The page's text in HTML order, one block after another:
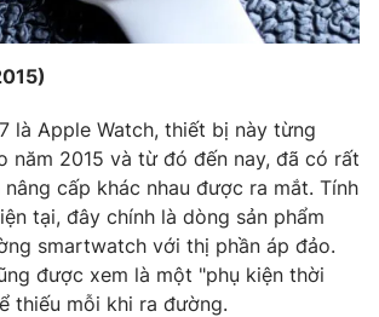
là Apple Watch, thiết bị này từng
năm 2015 và từ đó đến nay, đã có rất
nâng cấp khác nhau được ra mắt. Tính
tại, đây chính là dòng sản phẩm
smartwatch với thị phần áp đảo.
được xem là một "phụ kiện thời
thiếu mỗi khi ra đường.